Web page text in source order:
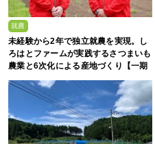
就農
未経験から2年で独立就農を実現。し
ろはとファームが実践するさつまいも
農業と6次化による産地づくり【一期